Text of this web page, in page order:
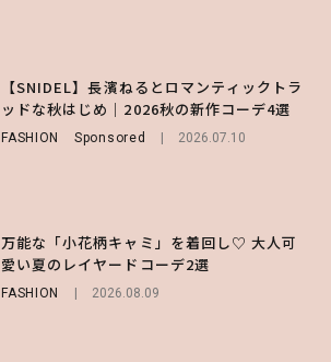
【SNIDEL】長濱ねるとロマンティックトラ
ッドな秋はじめ｜2026秋の新作コーデ4選
FASHION Sponsored 2026.07.10
万能な「小花柄キャミ」を着回し♡ 大人可
愛い夏のレイヤードコーデ2選
FASHION 2026.08.09
【庄司浩平】初デートの勝負服は？夏の思い
出や最近のハマりものを深掘り
ENTERTAINMENT 2026.08.08
【SNIDEL】長濱ねるとロマンティックトラ
ッドな秋はじめ｜2026秋の新作コーデ4選
FASHION Sponsored
【付録】総柄ハローキティが可愛すぎ♡ 紀
ノ国屋コラボの“優秀保冷バッグ”は夏の強
い味方！【オトナミューズ9月号増刊】
【谷まりあ】夏は“シアースカート”でさり
げなく肌見せ！透け感のニュアンスを楽しめ
るマストハブアイテム4選